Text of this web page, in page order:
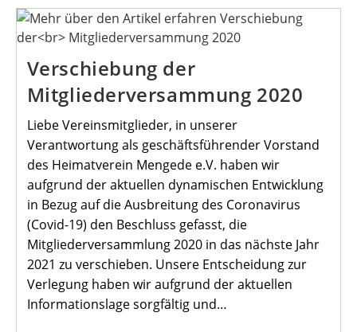
Verschiebung der
Mitgliederversammung 2020
Liebe Vereinsmitglieder, in unserer
Verantwortung als geschäftsführender Vorstand
des Heimatverein Mengede e.V. haben wir
aufgrund der aktuellen dynamischen Entwicklung
in Bezug auf die Ausbreitung des Coronavirus
(Covid-19) den Beschluss gefasst, die
Mitgliederversammlung 2020 in das nächste Jahr
2021 zu verschieben. Unsere Entscheidung zur
Verlegung haben wir aufgrund der aktuellen
Informationslage sorgfältig und…